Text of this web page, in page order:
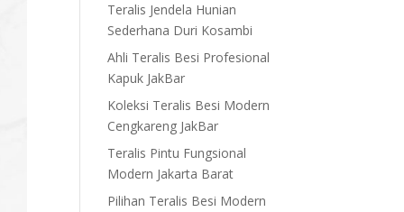
Teralis Jendela Hunian
Sederhana Duri Kosambi
Ahli Teralis Besi Profesional
Kapuk JakBar
Koleksi Teralis Besi Modern
Cengkareng JakBar
Teralis Pintu Fungsional
Modern Jakarta Barat
Pilihan Teralis Besi Modern